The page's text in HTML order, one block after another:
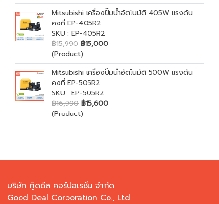
Mitsubishi เครื่องปั๊มน้ำอัตโนมัติ 405W แรงดัน
คงที่ EP-405R2
SKU : EP-405R2
฿15,990 ฿15,000
(Product)
Mitsubishi เครื่องปั๊มน้ำอัตโนมัติ 500W แรงดัน
คงที่ EP-505R2
SKU : EP-505R2
฿16,990 ฿15,600
(Product)
บริษัท กู๊ดดีล คอร์ปอเรชั่น จำกัด
Good Deal Corporation Co., Ltd.